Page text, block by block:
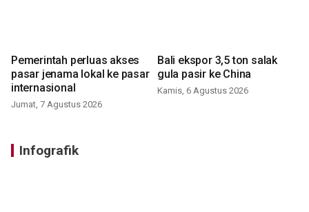
Pemerintah perluas akses
pasar jenama lokal ke pasar
internasional
Jumat, 7 Agustus 2026
Bali ekspor 3,5 ton salak
gula pasir ke China
Kamis, 6 Agustus 2026
Infografik